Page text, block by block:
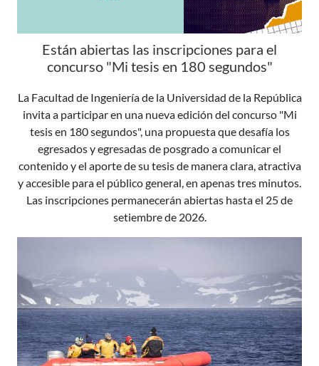
Están abiertas las inscripciones para el
concurso "Mi tesis en 180 segundos"
La Facultad de Ingeniería de la Universidad de la República
invita a participar en una nueva edición del concurso "Mi
tesis en 180 segundos", una propuesta que desafía los
egresados y egresadas de posgrado a comunicar el
contenido y el aporte de su tesis de manera clara, atractiva
y accesible para el público general, en apenas tres minutos.
Las inscripciones permanecerán abiertas hasta el 25 de
setiembre de 2026.